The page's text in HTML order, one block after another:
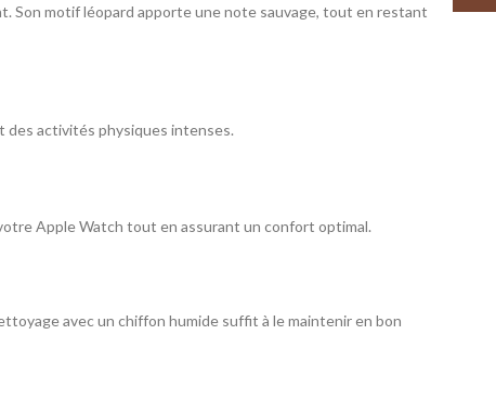
Son motif léopard apporte une note sauvage, tout en restant
des activités physiques intenses.
Apple Watch tout en assurant un confort optimal.
avec un chiffon humide suffit à le maintenir en bon